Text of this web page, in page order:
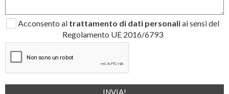
Acconsento al trattamento di dati personaliai sensi del
Regolamento UE 2016/6793